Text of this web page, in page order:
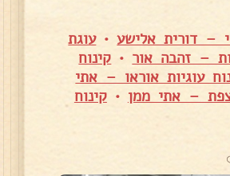
– דורית אלישע•עוגת
– זהבה אור • קינוח
עוגיות אוראו – אתי
– אתי ממן •קינוח